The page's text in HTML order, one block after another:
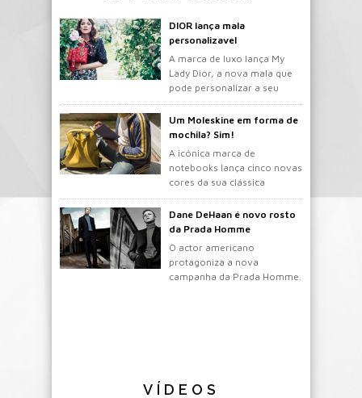
DIOR lança mala
personalizavel
A marca de luxo lança My
Lady Dior, a nova mala que
pode personalizar a seu
gosto.
Um Moleskine em forma de
mochila? Sim!
A icónica marca de
notebooks lança cinco novas
cores da sua clássica
mochila.
Dane DeHaan é novo rosto
da Prada Homme
O actor americano
protagoniza a nova
campanha da Prada Homme.
VÍDEOS